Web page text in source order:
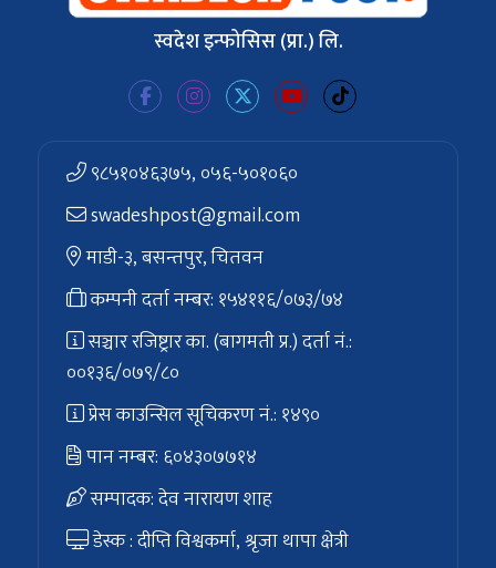
स्वदेश इन्फोसिस (प्रा.) लि.
९८५१०४६३७५, ०५६-५०१०६०
swadeshpost@gmail.com
माडी-३, बसन्तपुर, चितवन
कम्पनी दर्ता नम्बर: १५४११६/०७३/७४
सञ्चार रजिष्ट्रार का. (बागमती प्र.) दर्ता नं.:
००१३६/०७९/८०
प्रेस काउन्सिल सूचिकरण नं.: १४९०
पान नम्बर: ६०४३०७७१४
सम्पादक: देव नारायण शाह
डेस्क : दीप्ति विश्वकर्मा, श्रृजा थापा क्षेत्री